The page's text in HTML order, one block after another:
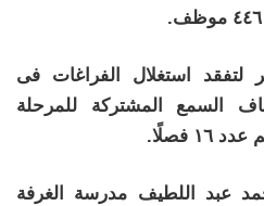
استغلال الفراغات فى
السمع المشتركة للمرحلة
فصلًا.
عبد اللطيف مدرسة الغرفة